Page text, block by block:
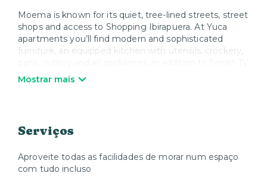
Moema is known for its quiet, tree-lined streets, street
shops and access to Shopping Ibirapuera. At Yuca
apartments you’ll find modern and sophisticated
furniture, an equipped kitchen with utensils, crockery,
and Wi-Fi. When you wish to relax, Yuca offers high
Mostrar mais
Serviços
Aproveite todas as facilidades de morar num espaço
com tudo incluso